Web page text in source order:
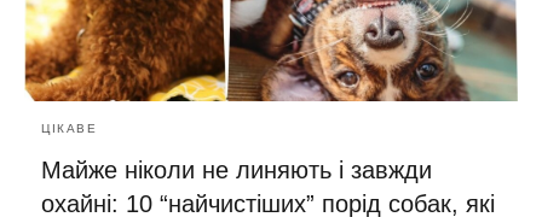
ЦІКАВЕ
Майже ніколи не линяють і завжди
охайні: 10 “найчистіших” порід собак, які